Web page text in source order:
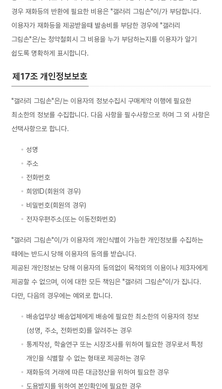
경우 재화등의 반환에 필요한 비용은 "갤러리 그림손"이/가 부담합니다.
이용자가 재화등을 제공받을때 발송비를 부담한 경우에 "갤러리
그림손"은/는 청약철회시 그 비용을 누가 부담하는지를 이용자가 알기
쉽도록 명확하게 표시합니다.
제17조 개인정보보호
"갤러리 그림손"은/는 이용자의 정보수집시 구매계약 이행에 필요한
최소한의 정보를 수집합니다. 다음 사항을 필수사항으로 하며 그 외 사항은
선택사항으로 합니다.
성명
주소
전화번호
희망ID(회원의 경우)
비밀번호(회원의 경우)
전자우편주소(또는 이동전화번호)
"갤러리 그림손"이/가 이용자의 개인식별이 가능한 개인정보를 수집하는
때에는 반드시 당해 이용자의 동의를 받습니다.
제공된 개인정보는 당해 이용자의 동의없이 목적외의 이용이나 제3자에게
제공할 수 없으며, 이에 대한 모든 책임은 "갤러리 그림손"이/가 집니다.
다만, 다음의 경우에는 예외로 합니다.
배송업무상 배송업체에게 배송에 필요한 최소한의 이용자의 정보
(성명, 주소, 전화번호)를 알려주는 경우
통계작성, 학술연구 또는 시장조사를 위하여 필요한 경우로서 특정
개인을 식별할 수 없는 형태로 제공하는 경우
재화등의 거래에 따른 대금정산을 위하여 필요한 경우
도용방지를 위하여 본인확인에 필요한 경우